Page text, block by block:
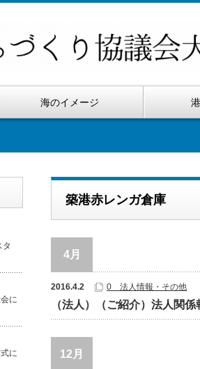
海のイメージ
築港赤レンガ倉庫
4月
2016.4.2 0 法人情報・その他
（法人）（ご紹介）法人関
12月
タ
に
に